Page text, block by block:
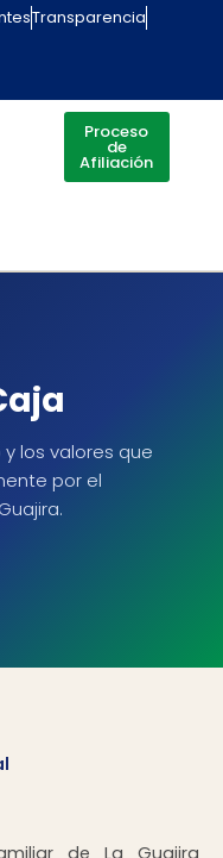
Transparencia
Proceso
de
Afiliación
los valores que
por el
de La Guajira